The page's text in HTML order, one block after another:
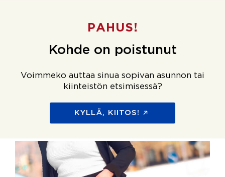
PAHUS!
Kohde on poistunut
Voimmeko auttaa sinua sopivan asunnon tai
kiinteistön etsimisessä?
KYLLÄ, KIITOS!